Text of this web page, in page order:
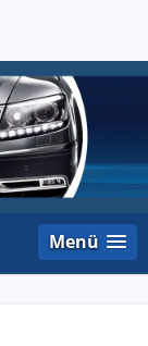
Menü